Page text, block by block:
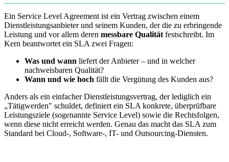
Ein Service Level Agreement ist ein Vertrag zwischen einem
Dienstleistungsanbieter und seinem Kunden, der die zu erbringende
Leistung und vor allem deren messbare Qualität festschreibt. Im
Kern beantwortet ein SLA zwei Fragen:
Was und wann liefert der Anbieter – und in welcher
nachweisbaren Qualität?
Wann und wie hoch fällt die Vergütung des Kunden aus?
Anders als ein einfacher Dienstleistungsvertrag, der lediglich ein
„Tätigwerden" schuldet, definiert ein SLA konkrete, überprüfbare
Leistungsziele (sogenannte Service Level) sowie die Rechtsfolgen,
wenn diese nicht erreicht werden. Genau das macht das SLA zum
Standard bei Cloud-, Software-, IT- und Outsourcing-Diensten.